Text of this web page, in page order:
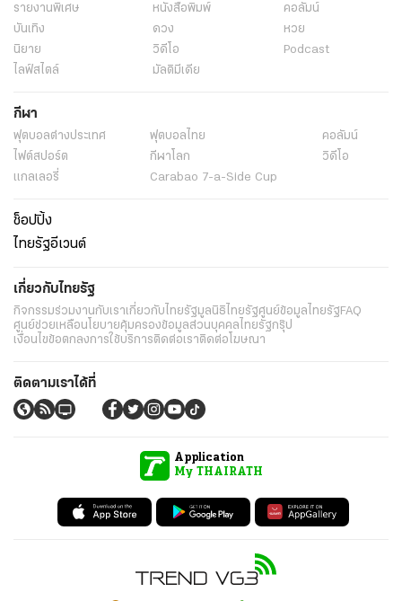
รายงานพิเศษ หนังสือพิมพ์
คอลัมน์
บันเทิง
ดวง
หวย
นิยาย
วิดีโอ
Podcast
ไลฟ์สไตล์
มัลติมีเดีย
กีฬา
ฟุตบอลต่่างประเทศ ฟุตบอลไทย
คอลัมน์
ไฟต์สปอร์ต
กีฬาโลก
วิดีโอ
แกลเลอรี่
Carabao 7-a-Side Cup
ช็อปปิ้ง
ไทยรัฐอีเวนต์
เกี่ยวกับไทยรัฐ
กิจกรรมร่วมงานกับเราเกี่ยวกับไทยรัฐมูลนิธิไทยรัฐศูนย์ข้อมูลไทยรัฐFAQ
ศูนย์ช่วยเหลือนโยบายคุ้มครองข้อมูลส่วนบุคคลไทยรัฐกรุ๊ป
เงื่อนไขข้อตกลงการใช้บริการติดต่อเราติดต่อโฆษณา
ติดตามเราได้ที่
Application
My THAIRATH